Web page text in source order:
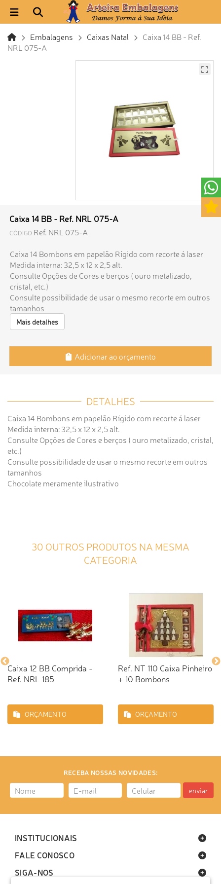
Embalagens Caixas Natal
Caixa 14 BB - Ref.
NRL 075-A
Caixa 14 BB - Ref. NRL 075-A
CÓDIGO Ref. NRL 075-A
Caixa 14 Bombons em papelão Rígido com recorte á laser
Medida interna: 32,5 x 12 x 2,5 alt.
Consulte Opções de Cores e berços ( ouro metalizado,
cristal, etc.)
Consulte possibilidade de usar o mesmo recorte em outros
tamanhos
Mais detalhes
Adicionar ao orçamento
DETALHES
Caixa 14 Bombons em papelão Rígido com recorte á laser
Medida interna: 32,5 x 12 x 2,5 alt.
Consulte Opções de Cores e berços ( ouro metalizado, cristal,
etc.)
Consulte possibilidade de usar o mesmo recorte em outros
tamanhos
Chocolate meramente ilustrativo
30 OUTROS PRODUTOS NA MESMA
CATEGORIA
Caixa 12 BB Comprida -
Ref. NRL 185
ORÇAMENTO
Ref. NT 110 Caixa Pinheiro
+ 10 Bombons
ORÇAMENTO
RECEBA NOSSAS NOVIDADES:
enviar
INSTITUCIONAIS
FALE CONOSCO
SIGA-NOS